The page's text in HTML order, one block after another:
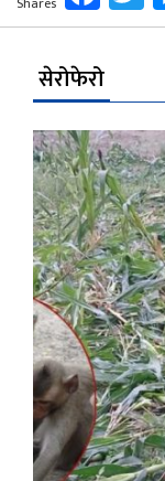
सेरोफेरो